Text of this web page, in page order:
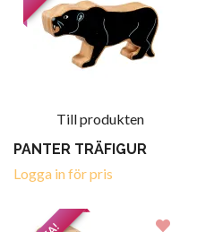
Till produkten
PANTER TRÄFIGUR
Logga in för pris